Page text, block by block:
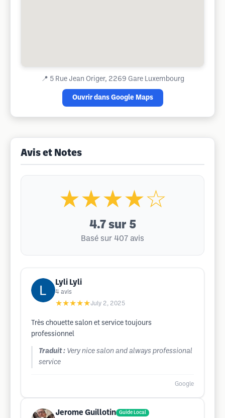
📍 5 Rue Jean Origer, 2269 Gare Luxembourg
Ouvrir dans Google Maps
Avis et Notes
★★★★☆
4.7 sur 5
Basé sur 407 avis
Lyli Lyli
4 avis
★★★★★July 2, 2025
Très chouette salon et service toujours
professionnel
Traduit : Very nice salon and always professional
service
Google
Jerome Guillotin Guide Local